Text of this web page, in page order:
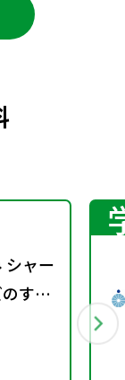
シャー
すす
英文
とし